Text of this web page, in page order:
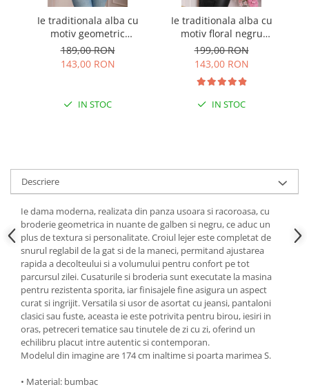
Ie traditionala alba cu
motiv geometric
multicolor Miruna
189,00 RON
143,00 RON
IN STOC
Ie traditionala alba cu
motiv floral negru
Olimpia
199,00 RON
143,00 RON
IN STOC
Descriere
Ie dama moderna, realizata din panza usoara si racoroasa, cu
broderie geometrica in nuante de galben si negru, ce aduc un
plus de textura si personalitate. Croiul lejer este completat de
snurul reglabil de la gat si de la maneci, permitand ajustarea
rapida a decolteului si a volumului pentru confort pe tot
parcursul zilei. Cusaturile si broderia sunt executate la masina
pentru rezistenta sporita, iar finisajele fine asigura un aspect
curat si ingrijit. Versatila si usor de asortat cu jeansi, pantaloni
clasici sau fuste, aceasta ie este potrivita pentru birou, iesiri in
oras, petreceri tematice sau tinutele de zi cu zi, oferind un
echilibru placut intre autentic si contemporan.
Modelul din imagine are 174 cm inaltime si poarta marimea S.
• Material: bumbac